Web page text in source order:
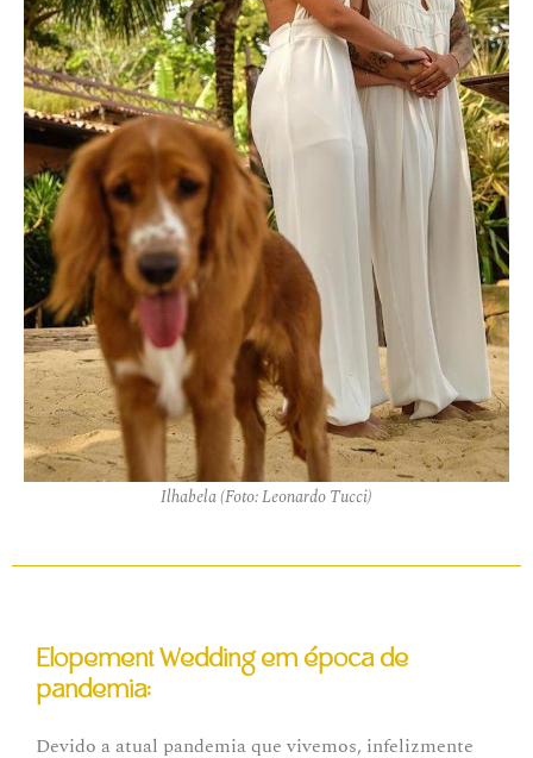
Ilhabela (Foto: Leonardo Tucci)
Elopement Wedding em época de
pandemia:
Devido a atual pandemia que vivemos, infelizmente